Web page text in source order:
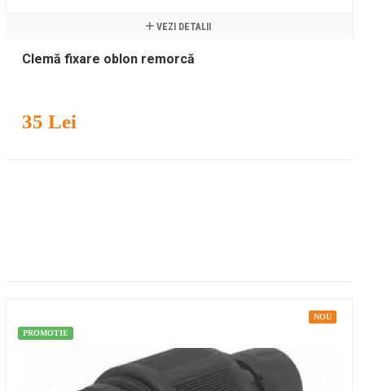
VEZI DETALII
Clemă fixare oblon remorcă
35 Lei
NOU
PROMOTIE